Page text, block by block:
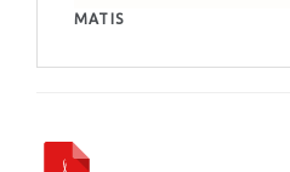
MATIS